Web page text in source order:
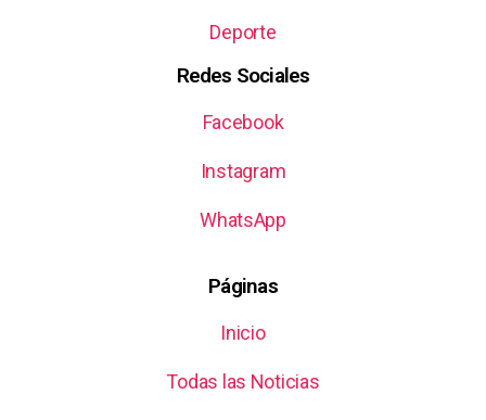
Deporte
Redes Sociales
Facebook
Instagram
WhatsApp
Páginas
Inicio
Todas las Noticias